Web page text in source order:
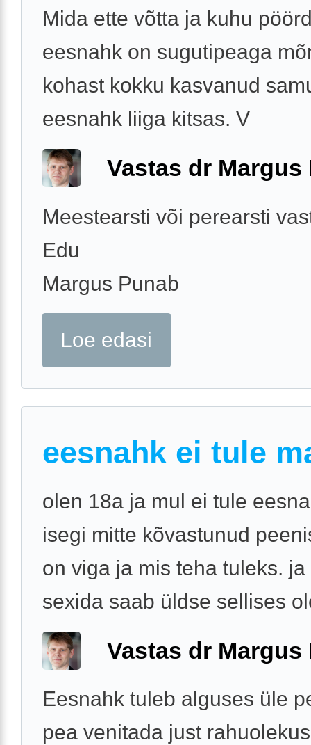
Mida ette võtta ja kuhu
eesnahk on sugutipeaga
kohast kokku kasvanud
eesnahk liiga kitsas. V
Vastas dr Margus
Meestearsti või perearsti
Edu
Margus Punab
Loe edasi
eesnahk ei tule
olen 18a ja mul ei tule
isegi mitte kõvastunud
on viga ja mis teha tuleks. ja
sexida saab üldse sellises
Vastas dr Margus
Eesnahk tuleb alguses üle
pea venitada just